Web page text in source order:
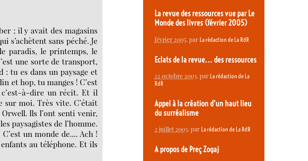
; il y avait des magasins
s’achètent sans péché. Je
paradis, le printemps, le
une sorte de transport,
: tu es dans un paysage et
et hop, tu manges ! C’est
à-dire un récit. Et il
sur moi. Très vite. C’était
Ils l’ont senti venir,
paysagistes de l’homme.
un monde de.... Ach !
au téléphone. Et ils
La revue des ressources vue par Le
Monde des livres (février 2005)
février 2005, par La rédaction de La RdR
Eclats de la revue... des ressources
22 octobre 2003, par La rédaction de La
RdR
Appel à la création d’un haut lieu
du surréalisme
2 juillet 2003, par La rédaction de La RdR
A propos de Preç Zogaj